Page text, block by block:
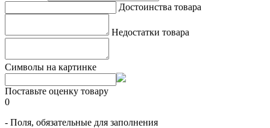
Достоинства товара
Недостатки товара
Символы на картинке
Поставьте оценку товару
0
- Поля, обязательные для заполнения